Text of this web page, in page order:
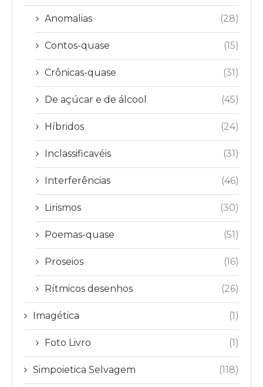
Anomalias (28)
Contos-quase (15)
Crônicas-quase (31)
De açúcar e de álcool (45)
Híbridos (24)
Inclassificavéis (31)
Interferências (46)
Lirismos (30)
Poemas-quase (51)
Proseios (16)
Rítmicos desenhos (26)
Imagética (1)
Foto Livro (1)
Simpoietica Selvagem (118)